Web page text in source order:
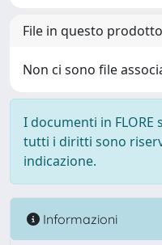
File in questo
Non ci sono file
I documenti in
tutti i diritti sono
indicazione.
Informazioni